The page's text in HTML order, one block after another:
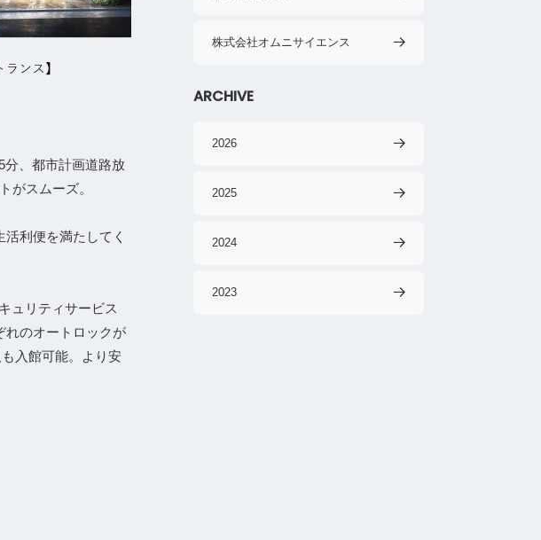
分、都市計画道路放
がスムーズ。
利便を満たしてく
ュリティサービス
れのオートロックが
入館可能。より安
株式会社オムニサイエンス
ARCHIVE
2026
2025
2024
2023